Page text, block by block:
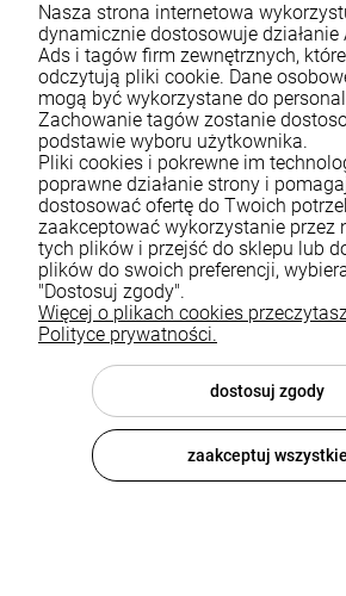
Bateria kuchenna z elastyczną
wylewką Fano czarna
499,00 zł
DO KOSZYKA
Bateria
wylewką
562,49 zł
Nasza strona internetowa
dynamicznie dostosowuje działanie
Ads i tagów firm zewnętrznych,
odczytują pliki cookie. Dane
mogą być wykorzystane do
Zachowanie tagów zostanie
podstawie wyboru użytkownika.
Pliki cookies i pokrewne im
poprawne działanie strony i
dostosować ofertę do Twoich
zaakceptować wykorzystanie przez
tych plików i przejść do sklepu lub
plików do swoich preferencji,
"Dostosuj zgody".
Więcej o plikach cookies
Polityce prywatności.
dostosuj zgody
zaakceptuj wszystkie